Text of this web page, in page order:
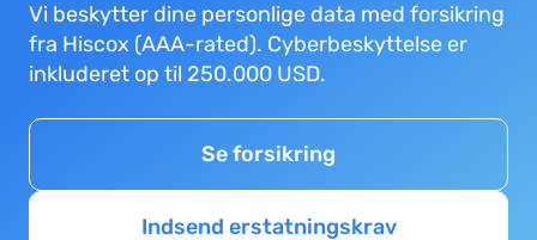
received.
Our
Cabin
Manager,
Andres
Vi beskytter dine personlige data med forsikring
fra Hiscox (AAA-rated). Cyberbeskyttelse er
inkluderet op til 250.000 USD.
Se forsikring
Indsend erstatningskrav